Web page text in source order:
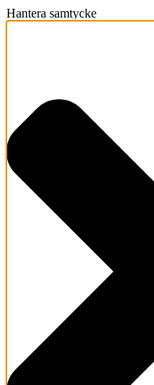
Hantera samtycke